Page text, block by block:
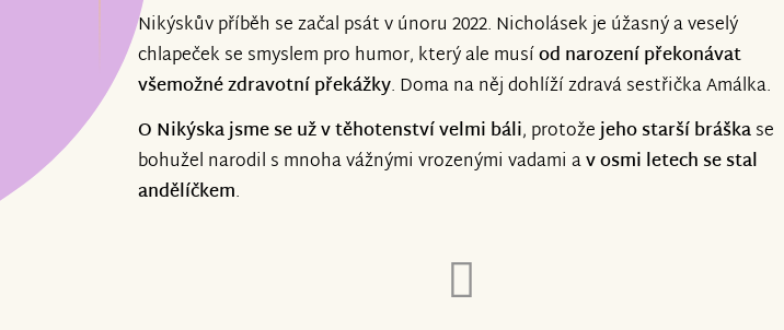
zaměření ortézek a bude následovat vyzvednutí a upravování a další
procesy.
Děkujeme, že jste součástí naší cesty.
Nikýskův příběh se začal psát v únoru 2022. Nicholásek je úžasný a veselý
chlapeček se smyslem pro humor, který ale musíod narození překonávat
všemožné zdravotní překážky. Doma na něj dohlíží zdravá sestřička Amálka.
O Nikýska jsme se už v těhotenství velmi báli, protožejeho starší bráškase
bohužel narodil s mnoha vážnými vrozenými vadami av osmi letech se stal
andělíčkem.